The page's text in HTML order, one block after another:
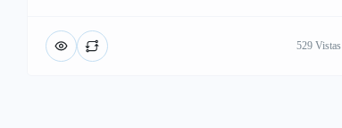
529 Vistas